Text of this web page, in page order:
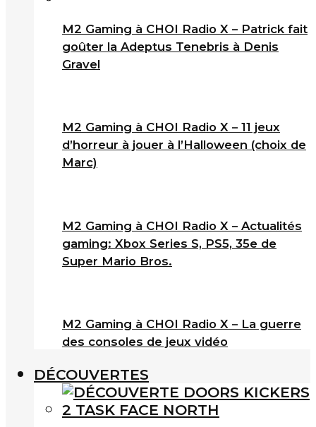
M2 Gaming à CHOI Radio X – Patrick fait
goûter la Adeptus Tenebris à Denis
Gravel
M2 Gaming à CHOI Radio X – 11 jeux
d’horreur à jouer à l’Halloween (choix de
Marc)
M2 Gaming à CHOI Radio X – Actualités
gaming: Xbox Series S, PS5, 35e de
Super Mario Bros.
M2 Gaming à CHOI Radio X – La guerre
des consoles de jeux vidéo
DÉCOUVERTES